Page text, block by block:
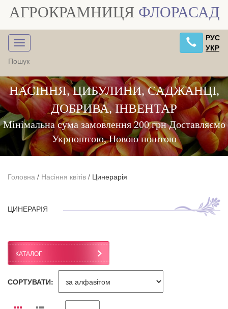
АГРОКРАМНИЦЯ ФЛОРАСАД
РУС
УКР
НАСІННЯ, ЦИБУЛИНИ, САДЖАНЦІ,
ДОБРИВА, ІНВЕНТАР
Мінімальна сума замовлення 200 грн Доставляємо
Укрпоштою, Новою поштою
Головна / Насіння квітів / Цинерарія
ЦИНЕРАРІЯ
КАТАЛОГ
СОРТУВАТИ: